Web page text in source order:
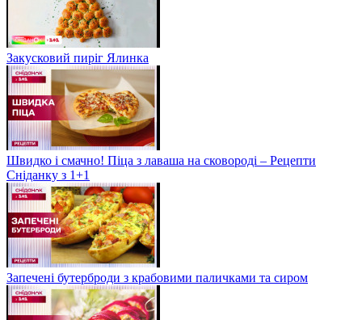
Закусковий пиріг Ялинка
Швидко і смачно! Піца з лаваша на сковороді – Рецепти
Сніданку з 1+1
Запечені бутерброди з крабовими паличками та сиром